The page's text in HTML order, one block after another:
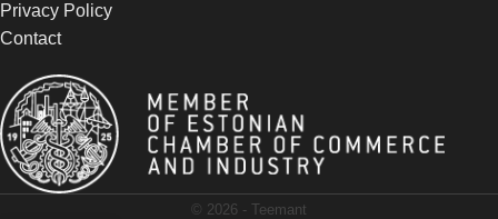
Privacy Policy
Contact
© 2026 - Teemant